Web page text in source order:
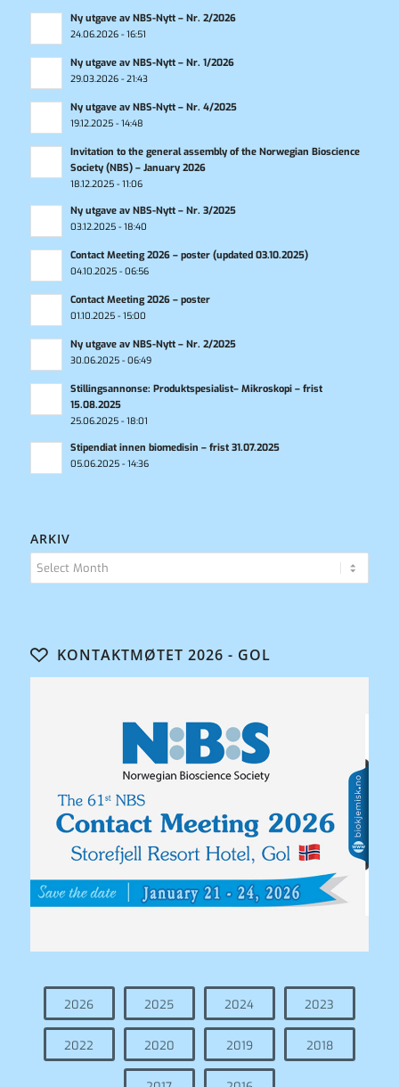
Ny utgave av NBS-Nytt – Nr. 2/2026
24.06.2026 - 16:51
Ny utgave av NBS-Nytt – Nr. 1/2026
29.03.2026 - 21:43
Ny utgave av NBS-Nytt – Nr. 4/2025
19.12.2025 - 14:48
Invitation to the general assembly of the Norwegian Bioscience
Society (NBS) – January 2026
18.12.2025 - 11:06
Ny utgave av NBS-Nytt – Nr. 3/2025
03.12.2025 - 18:40
Contact Meeting 2026 – poster (updated 03.10.2025)
04.10.2025 - 06:56
Contact Meeting 2026 – poster
01.10.2025 - 15:00
Ny utgave av NBS-Nytt – Nr. 2/2025
30.06.2025 - 06:49
Stillingsannonse: Produktspesialist– Mikroskopi – frist
15.08.2025
25.06.2025 - 18:01
Stipendiat innen biomedisin – frist 31.07.2025
05.06.2025 - 14:36
ARKIV
KONTAKTMØTET 2026 - GOL
2026 2025 2024 2023
2022 2020 2019 2018